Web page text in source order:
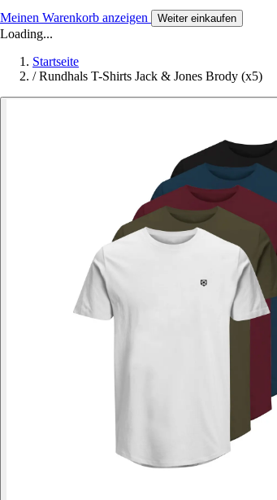
Meinen Warenkorb anzeigen Weiter einkaufen
Loading...
Startseite
/ Rundhals T-Shirts Jack & Jones Brody (x5)